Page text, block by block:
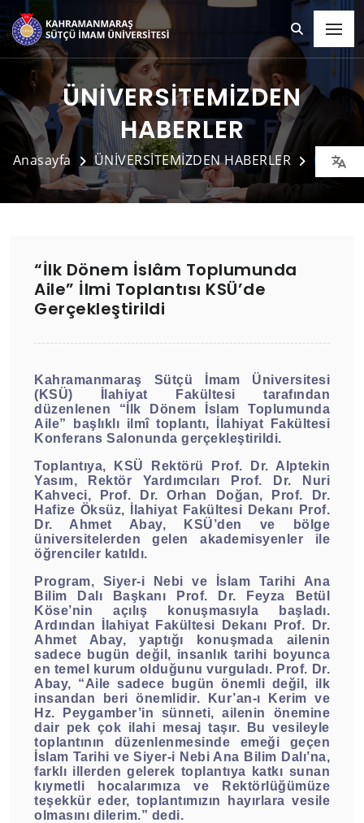
ÜNİVERSİTEMİZDEN
HABERLER
Anasayfa ÜNİVERSİTEMİZDEN HABERLER Detay
“İlk Dönem İslâm Toplumunda
Aile” İlmi Toplantısı KSÜ’de
Gerçekleştirildi
Kahramanmaraş Sütçü İmam Üniversitesi
(KSÜ) İlahiyat Fakültesi tarafından
düzenlenen “İlk Dönem İslam Toplumunda
Aile” başlıklı ilmî toplantı, İlahiyat Fakültesi
Konferans Salonunda gerçekleştirildi.
Toplantıya, KSÜ Rektörü Prof. Dr. Alptekin
Yasım, Rektör Yardımcıları Prof. Dr. Nuri
Kahveci, Prof. Dr. Orhan Doğan, Prof. Dr.
Hafize Öksüz, İlahiyat Fakültesi Dekanı Prof.
Dr. Ahmet Abay, KSÜ’den ve bölge
üniversitelerden gelen akademisyenler ile
öğrenciler katıldı.
Program, Siyer-i Nebi ve İslam Tarihi Ana
Bilim Dalı Başkanı Prof. Dr. Feyza Betül
Köse’nin açılış konuşmasıyla başladı.
Ardından İlahiyat Fakültesi Dekanı Prof. Dr.
Ahmet Abay, yaptığı konuşmada ailenin
sadece bugün değil, insanlık tarihi boyunca
en temel kurum olduğunu vurguladı. Prof. Dr.
Abay, “Aile sadece bugün önemli değil, ilk
insandan beri önemlidir. Kur’an-ı Kerim ve
Hz. Peygamber’in sünneti, ailenin önemine
dair pek çok ilahi mesaj taşır. Bu vesileyle
toplantının düzenlenmesinde emeği geçen
İslam Tarihi ve Siyer-i Nebi Ana Bilim Dalı’na,
farklı illerden gelerek toplantıya katkı sunan
kıymetli hocalarımıza ve Rektörlüğümüze
teşekkür eder, toplantımızın hayırlara vesile
olmasını dilerim.” dedi.